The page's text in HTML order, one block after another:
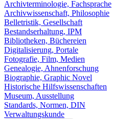
Archivterminologie, Fachsprache
Archivwissenschaft, Philosophie
Belletristik, Gesellschaft
Bestandserhaltung, IPM
Bibliotheken, Büchereien
Digitalisierung, Portale
Fotografie, Film, Medien
Genealogie, Ahnenforschung
Biographie, Graphic Novel
Historische Hilfswissenschaften
Museum, Ausstellung
Standards, Normen, DIN
Verwaltungskunde